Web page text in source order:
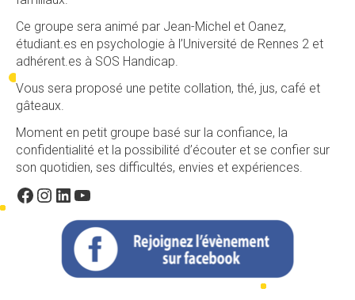
Ce groupe sera animé par Jean-Michel et Oanez,
étudiant.es en psychologie à l’Université de Rennes 2 et
adhérent.es à SOS Handicap.
Vous sera proposé une petite collation, thé, jus, café et
gâteaux.
Moment en petit groupe basé sur la confiance, la
confidentialité et la possibilité d’écouter et se confier sur
son quotidien, ses difficultés, envies et expériences.
Facebook
Instagram
LinkedIn
YouTube